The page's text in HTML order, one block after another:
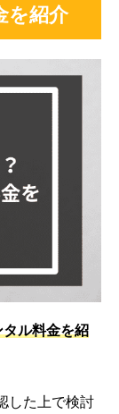
を紹介
ル料金を紹
した上で検討